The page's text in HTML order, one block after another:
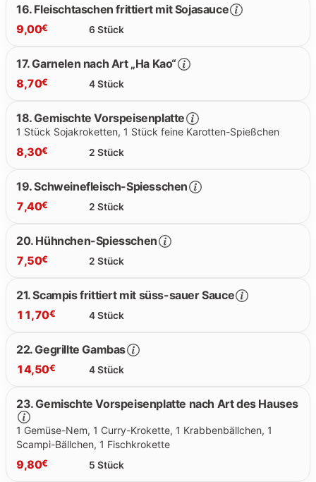
16. Fleischtaschen frittiert mit Sojasauce
6 Stück
9,00€
17. Garnelen nach Art „Ha Kao“
4 Stück
8,70€
18. Gemischte Vorspeisenplatte
1 Stück Sojakroketten, 1 Stück feine Karotten-Spießchen
2 Stück
8,30€
19. Schweinefleisch-Spiesschen
2 Stück
7,40€
20. Hühnchen-Spiesschen
2 Stück
7,50€
21. Scampis frittiert mit süss-sauer Sauce
4 Stück
11,70€
22. Gegrillte Gambas
4 Stück
14,50€
14.50 €
23. Gemischte Vorspeisenplatte nach Art des Hauses
1 Gemüse-Nem, 1 Curry-Krokette, 1 Krabbenbällchen, 1
Scampi-Bällchen, 1 Fischkrokette
5 Stück
9,80€